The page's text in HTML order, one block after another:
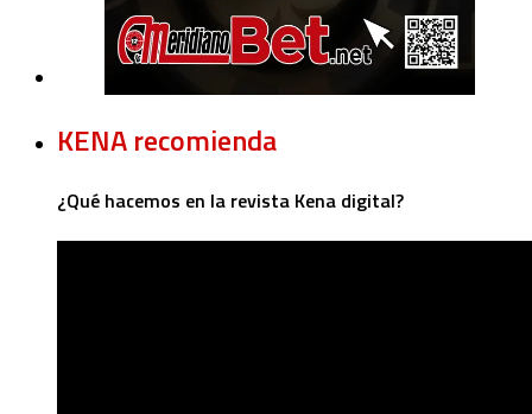
KENA recomienda
¿Qué hacemos en la revista Kena digital?